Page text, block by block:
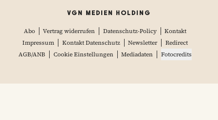
VGN MEDIEN HOLDING
Abo Vertrag widerrufen Datenschutz-Policy
Kontakt
Impressum
Kontakt Datenschutz Newsletter
Redirect
AGB/ANB
Cookie Einstellungen Mediadaten Fotocredits